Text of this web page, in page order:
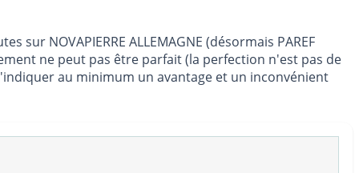
sur NOVAPIERRE ALLEMAGNE (désormais PAREF
ne peut pas être parfait (la perfection n'est pas de
au minimum un avantage et un inconvénient